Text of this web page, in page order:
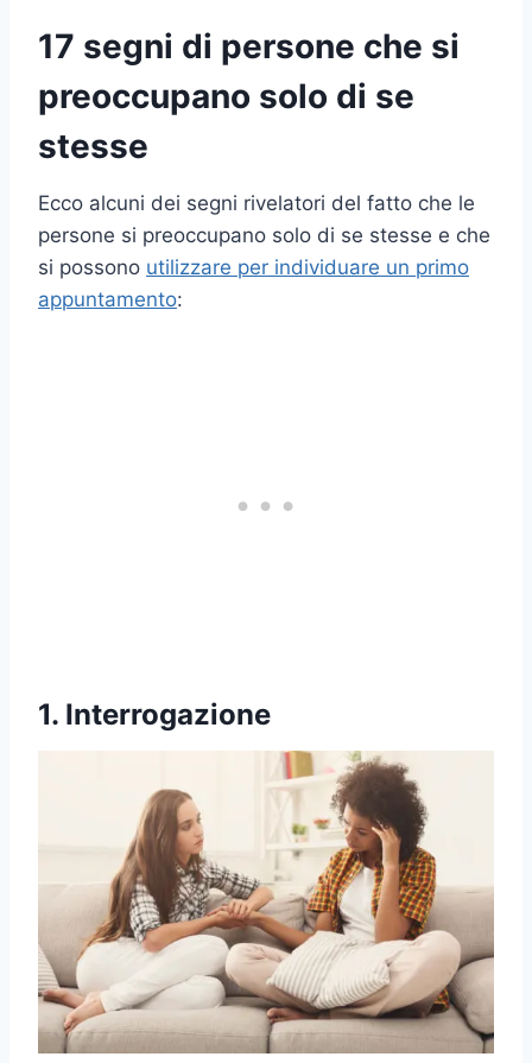
17 segni di persone che si
preoccupano solo di se
stesse
Ecco alcuni dei segni rivelatori del fatto che le
persone si preoccupano solo di se stesse e che
si possono utilizzare per individuare un primo
appuntamento:
1. Interrogazione